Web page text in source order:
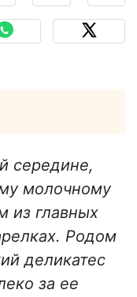
середине,
молочному
из главных
Родом
деликатес
за ее